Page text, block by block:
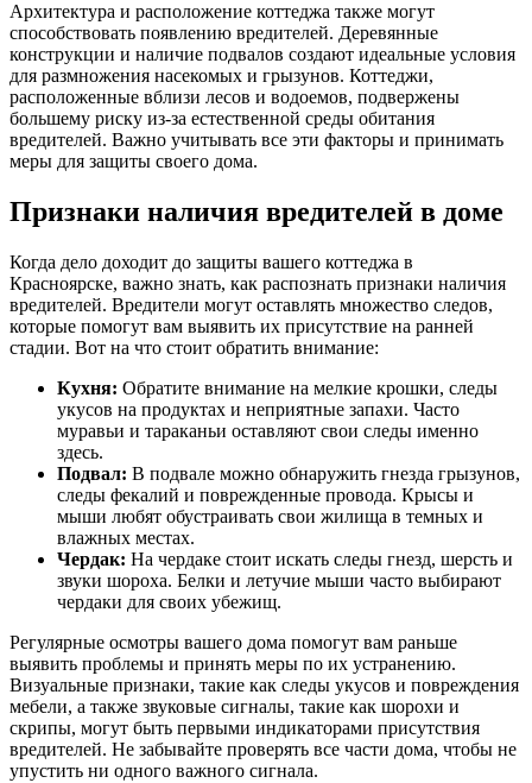
Архитектура и расположение коттеджа также могут
способствовать появлению вредителей. Деревянные
конструкции и наличие подвалов создают идеальные условия
для размножения насекомых и грызунов. Коттеджи,
расположенные вблизи лесов и водоемов, подвержены
большему риску из-за естественной среды обитания
вредителей. Важно учитывать все эти факторы и принимать
меры для защиты своего дома.
Признаки наличия вредителей в доме
Когда дело доходит до защиты вашего коттеджа в
Красноярске, важно знать, как распознать признаки наличия
вредителей. Вредители могут оставлять множество следов,
которые помогут вам выявить их присутствие на ранней
стадии. Вот на что стоит обратить внимание:
Кухня: Обратите внимание на мелкие крошки, следы
укусов на продуктах и неприятные запахи. Часто
муравьи и тараканьи оставляют свои следы именно
здесь.
Подвал: В подвале можно обнаружить гнезда грызунов,
следы фекалий и поврежденные провода. Крысы и
мыши любят обустраивать свои жилища в темных и
влажных местах.
Чердак: На чердаке стоит искать следы гнезд, шерсть и
звуки шороха. Белки и летучие мыши часто выбирают
чердаки для своих убежищ.
Регулярные осмотры вашего дома помогут вам раньше
выявить проблемы и принять меры по их устранению.
Визуальные признаки, такие как следы укусов и повреждения
мебели, а также звуковые сигналы, такие как шорохи и
скрипы, могут быть первыми индикаторами присутствия
вредителей. Не забывайте проверять все части дома, чтобы не
упустить ни одного важного сигнала.